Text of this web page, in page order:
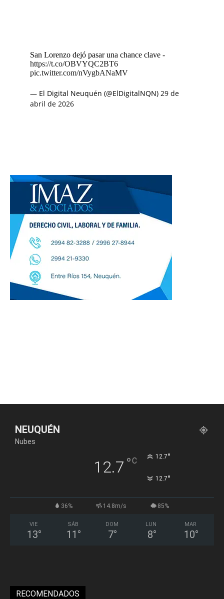
San Lorenzo dejó pasar una chance clave -
https://t.co/OBVYQC2BT6
pic.twitter.com/nVygbANaMV
— El Digital Neuquén (@ElDigitalNQN) 29 de
abril de 2026
NEUQUÉN
Nubes
12.7 °C 12.7°
12.7°
36% 14.8m/s 85%
VIE
13°
SÁB
11 °
DOM
7°
LUN
8°
MAR
10°
RECOMENDADOS